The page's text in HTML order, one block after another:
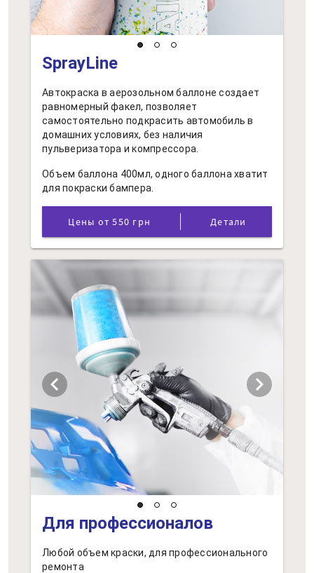
SprayLine
Автокраска в аерозольном баллоне создает
равномерный факел, позволяет
самостоятельно подкрасить автомобиль в
домашних условиях, без наличия
пульверизатора и компрессора.
Объем баллона 400мл, одного баллона хватит
для покраски бампера.
Цены от 550 грн Детали
chevron_left chevron_right
Для профессионалов
Любой объем краски, для профессионального
ремонта